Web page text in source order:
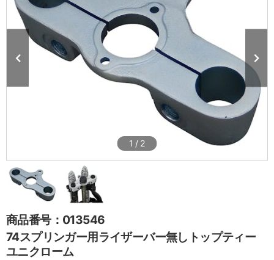
1 / 2
商品番号：013546
74スプリンガー用ライザーバー無しトップティー
ユニクローム